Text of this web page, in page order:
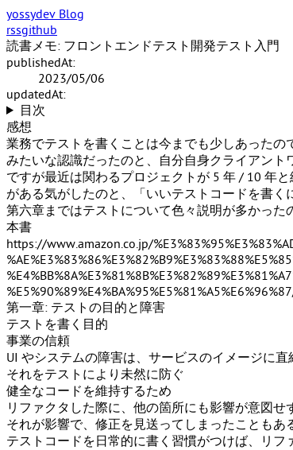
yossydev Blog
rssgithub
読書メモ: フロントエンドテスト開発テスト入門
publishedAt:
2023/05/06
updatedAt:
目次
感想
業務でテストを書くことは今までも少しあったの
みたいな認識だったのと、自分自身クライアント
ですが最近は関わるプロジェクトが 5 年 / 10 年
がある気がしたのと、「いいテストコードを書
第六章まではテストについて色々説明が多かった
本書
https://www.amazon.co.jp/
第一章: テストの目的と障害
テストを書く目的
事業の信頼
UI やシステムの障害は、サービスのイメージに直
それをテストにより未然に防ぐ
健全なコードを維持するため
リファクタした際に、他の箇所にも影響が意図せ
それが影響で、修正を見送ってしまったこともあ
テストコードを日常的に書く習慣がつけば、リ